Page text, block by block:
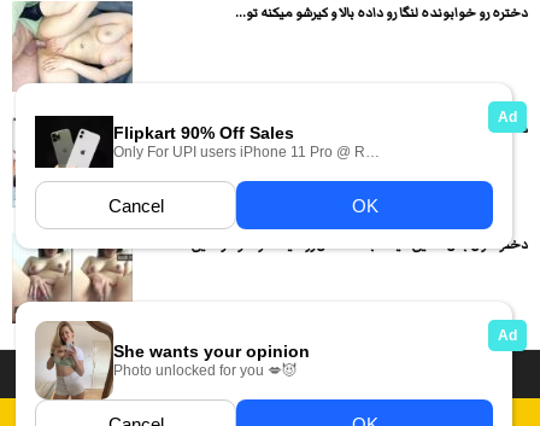
دختره رو خوابونده لنگا رو داده بالا و کیرشو میکنه تو...
دختره ممه های دختره رو میخوره و داره باهاش حال میکنه
دختره اول بدن نمایی میکنه بعد کصش رو میماله و خودارضایی